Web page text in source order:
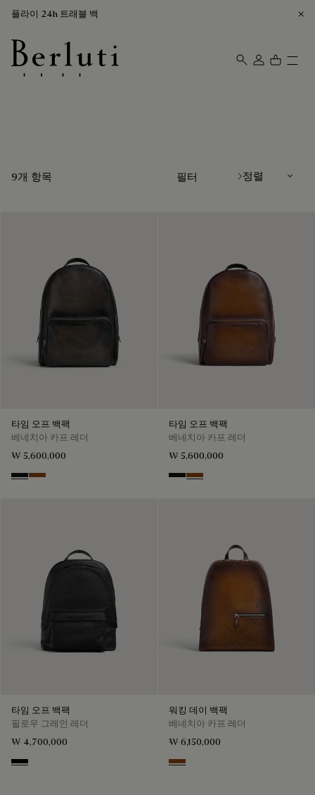
플라이 24h 트래블 백
Berluti homepage
가죽 백팩
9개 항목 필터
타임 오프 백팩
베네치아 카프 레더
₩ 5,600,000
Nero Grigio
Cacao Intenso
타임 오프 백팩
베네치아 카프 레더
₩ 5,600,000
Nero Grigio
Cacao Intenso
타임 오프 백팩
필로우 그레인 레더
₩ 4,700,000
Deep Black
워킹 데이 백팩
베네치아 카프 레더
₩ 6,150,000
Cacao Intenso